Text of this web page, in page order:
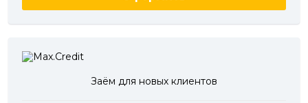
Заём для новых клиентов